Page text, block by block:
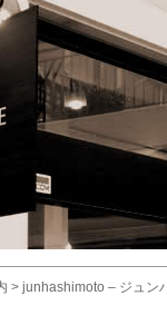
> junhashimoto – ジュン